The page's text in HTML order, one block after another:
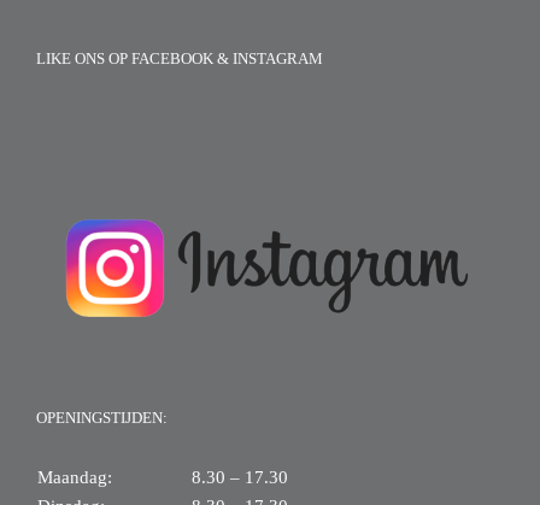
LIKE ONS OP FACEBOOK & INSTAGRAM
OPENINGSTIJDEN:
Maandag:
8.30 – 17.30